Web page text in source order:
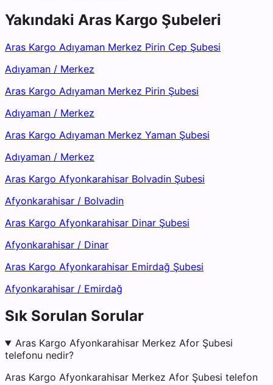
Yakındaki Aras Kargo Şubeleri
Aras Kargo Adıyaman Merkez Pirin Cep Şubesi
Adıyaman / Merkez
Aras Kargo Adıyaman Merkez Pirin Şubesi
Adıyaman / Merkez
Aras Kargo Adıyaman Merkez Yaman Şubesi
Adıyaman / Merkez
Aras Kargo Afyonkarahisar Bolvadin Şubesi
Afyonkarahisar / Bolvadin
Aras Kargo Afyonkarahisar Dinar Şubesi
Afyonkarahisar / Dinar
Aras Kargo Afyonkarahisar Emirdağ Şubesi
Afyonkarahisar / Emirdağ
Sık Sorulan Sorular
Aras Kargo Afyonkarahisar Merkez Afor Şubesi
telefonu nedir?
Aras Kargo Afyonkarahisar Merkez Afor Şubesi telefon